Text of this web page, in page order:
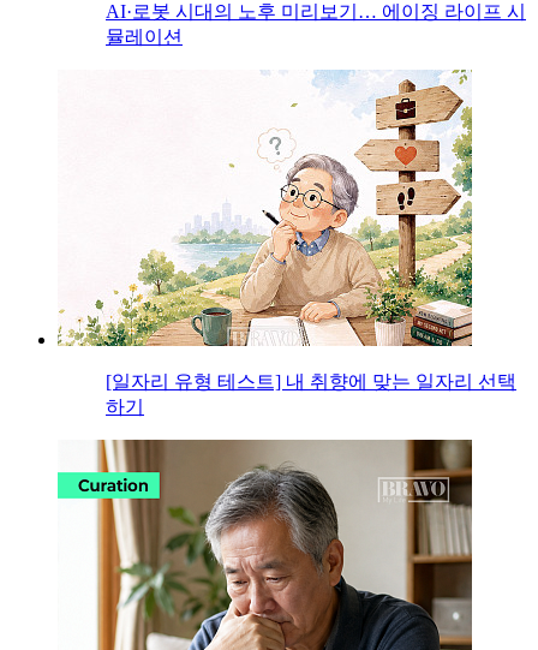
AI·로봇 시대의 노후 미리보기… 에이징 라이프 시
뮬레이션
[일자리 유형 테스트] 내 취향에 맞는 일자리 선택
하기